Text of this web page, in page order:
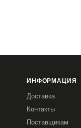
ИНФОРМАЦИЯ
Доставка
Контакты
Поставщикам